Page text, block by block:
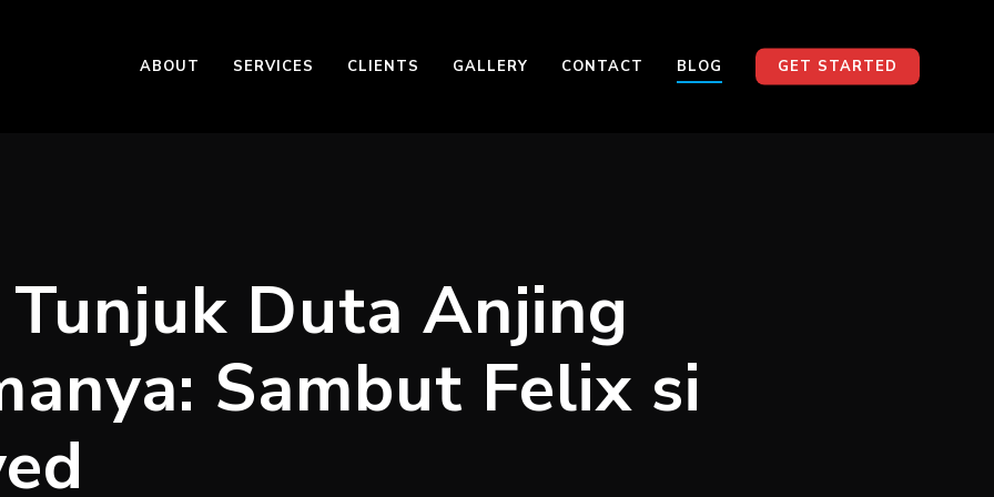
ABOUT SERVICES CLIENTS GALLERY CONTACT BLOG GET STARTED
Tunjuk Duta Anjing
Sambut Felix si